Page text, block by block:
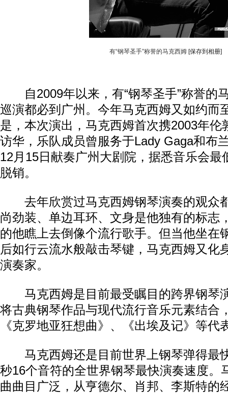
有“钢琴圣手”称誉的马克西姆 [保存到相册]
自2009年以来，有“钢琴圣手”称誉的
巡演都必到广州。今年马克西姆又如约而
是，本次演出，马克西姆首次携2003年伦
访华，乐队成员曾服务于Lady Gaga和布
12月15日献奏广州大剧院，据悉音乐会最
脱销。
去年欣赏过马克西姆钢琴演奏的观众
尚劲装、单边耳环、文身是他独有的标志
的他瞧上去倒像个流行歌手。但当他坐在
后如行云流水般敲击琴键，马克西姆又化
演奏家。
马克西姆是目前最受瞩目的跨界钢琴
将古典钢琴作品与现代流行音乐元素结合
《克罗地亚狂想曲》、《出埃及记》等代
马克西姆还是目前世界上钢琴弹得最
秒16个音符的全世界钢琴最快演奏速度。
曲曲目广泛，从亨德尔、肖邦、李斯特的